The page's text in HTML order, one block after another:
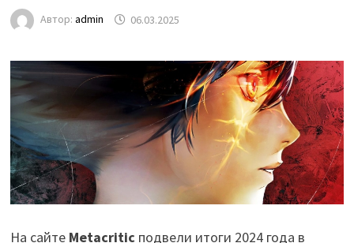
Автор: admin 06.03.2025
На сайте Metacritic подвели итоги 2024 года в